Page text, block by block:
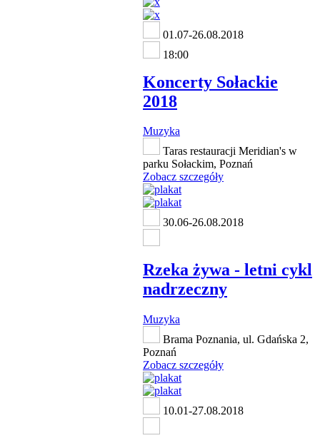
01.07-26.08.2018
18:00
Koncerty Sołackie
2018
Muzyka
Taras restauracji Meridian's w
parku Sołackim, Poznań
Zobacz szczegóły
30.06-26.08.2018
Rzeka żywa - letni cykl
nadrzeczny
Muzyka
Brama Poznania, ul. Gdańska 2,
Poznań
Zobacz szczegóły
10.01-27.08.2018